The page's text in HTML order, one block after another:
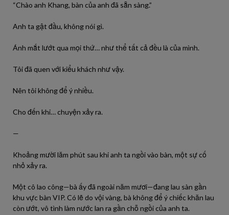
“Chào anh Khang, bàn của anh đã sẵn sàng.”
Anh ta gật đầu, không nói gì.
Ánh mắt lướt qua mọi thứ… như thể tất cả đều là của mình.
Tôi đã quen với kiểu khách như vậy.
Nên tôi không để ý nhiều.
Cho đến khi… chuyện xảy ra.
—
Khoảng mười lăm phút sau khi anh ta ngồi vào bàn, một sự cố
nhỏ xảy ra.
Một cô lao công—bà ấy đã ngoài năm mươi—đang lau sàn gần
khu vực bàn VIP. Có lẽ do vội vàng, bà không để ý chiếc khăn lau
còn ướt, vô tình làm nước lan ra gần chỗ ngồi của anh ta.